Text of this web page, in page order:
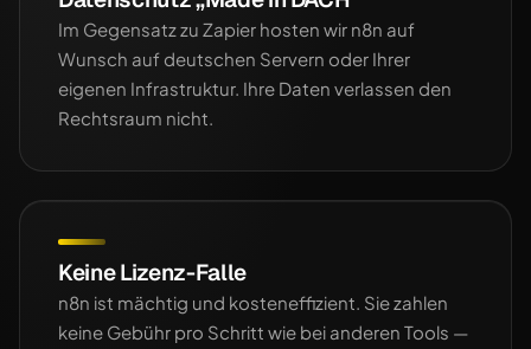
Im Gegensatz zu Zapier hosten wir n8n auf
Wunsch auf deutschen Servern oder Ihrer
eigenen Infrastruktur. Ihre Daten verlassen den
Rechtsraum nicht.
Keine Lizenz-Falle
n8n ist mächtig und kosteneffizient. Sie zahlen
keine Gebühr pro Schritt wie bei anderen Tools —